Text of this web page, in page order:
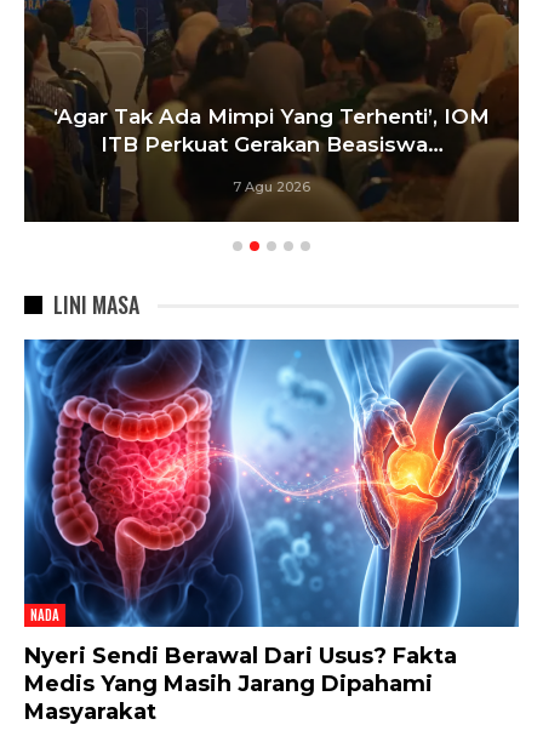
‘Agar Tak Ada Mimpi Yang Terhenti’, IOM
ITB Perkuat Gerakan Beasiswa…
7 Agu 2026
LINI MASA
NADA
Nyeri Sendi Berawal Dari Usus? Fakta
Medis Yang Masih Jarang Dipahami
Masyarakat